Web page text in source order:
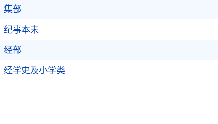
集部
纪事本末
经部
经学史及小学类